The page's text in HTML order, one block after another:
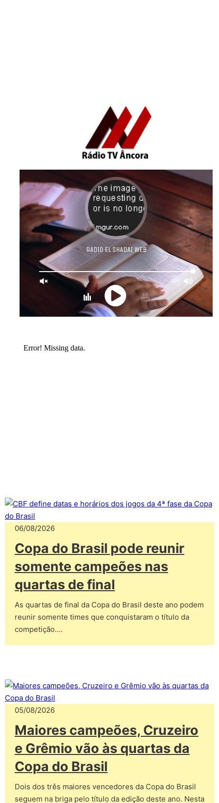
06/08/2026
Copa do Brasil pode reunir
somente campeões nas
quartas de final
As quartas de final da Copa do Brasil deste ano podem
reunir somente times que conquistaram o título da
competição.…
05/08/2026
Maiores campeões, Cruzeiro
e Grêmio vão às quartas da
Copa do Brasil
Dois dos três maiores vencedores da Copa do Brasil
seguem na briga pelo título da edição deste ano. Nesta